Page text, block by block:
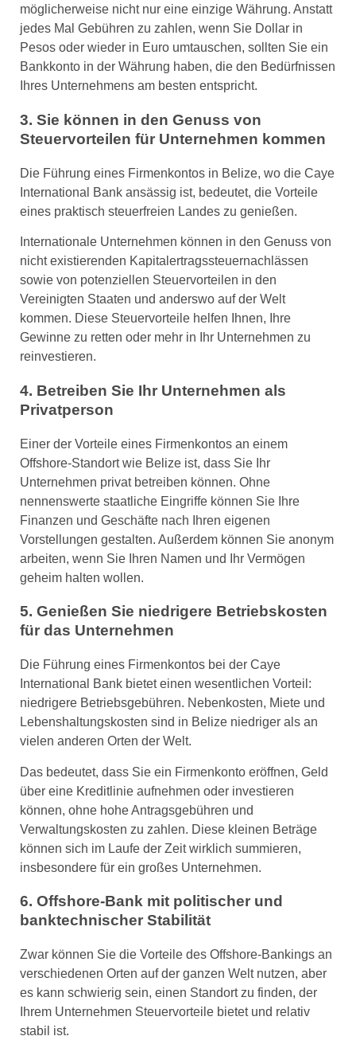
möglicherweise nicht nur eine einzige Währung. Anstatt
jedes Mal Gebühren zu zahlen, wenn Sie Dollar in
Pesos oder wieder in Euro umtauschen, sollten Sie ein
Bankkonto in der Währung haben, die den Bedürfnissen
Ihres Unternehmens am besten entspricht.
3. Sie können in den Genuss von
Steuervorteilen für Unternehmen kommen
Die Führung eines Firmenkontos in Belize, wo die Caye
International Bank ansässig ist, bedeutet, die Vorteile
eines praktisch steuerfreien Landes zu genießen.
Internationale Unternehmen können in den Genuss von
nicht existierenden Kapitalertragssteuernachlässen
sowie von potenziellen Steuervorteilen in den
Vereinigten Staaten und anderswo auf der Welt
kommen. Diese Steuervorteile helfen Ihnen, Ihre
Gewinne zu retten oder mehr in Ihr Unternehmen zu
reinvestieren.
4. Betreiben Sie Ihr Unternehmen als
Privatperson
Einer der Vorteile eines Firmenkontos an einem
Offshore-Standort wie Belize ist, dass Sie Ihr
Unternehmen privat betreiben können. Ohne
nennenswerte staatliche Eingriffe können Sie Ihre
Finanzen und Geschäfte nach Ihren eigenen
Vorstellungen gestalten. Außerdem können Sie anonym
arbeiten, wenn Sie Ihren Namen und Ihr Vermögen
geheim halten wollen.
5. Genießen Sie niedrigere Betriebskosten
für das Unternehmen
Die Führung eines Firmenkontos bei der Caye
International Bank bietet einen wesentlichen Vorteil:
niedrigere Betriebsgebühren. Nebenkosten, Miete und
Lebenshaltungskosten sind in Belize niedriger als an
vielen anderen Orten der Welt.
Das bedeutet, dass Sie ein Firmenkonto eröffnen, Geld
über eine Kreditlinie aufnehmen oder investieren
können, ohne hohe Antragsgebühren und
Verwaltungskosten zu zahlen. Diese kleinen Beträge
können sich im Laufe der Zeit wirklich summieren,
insbesondere für ein großes Unternehmen.
6. Offshore-Bank mit politischer und
banktechnischer Stabilität
Zwar können Sie die Vorteile des Offshore-Bankings an
verschiedenen Orten auf der ganzen Welt nutzen, aber
es kann schwierig sein, einen Standort zu finden, der
Ihrem Unternehmen Steuervorteile bietet und relativ
stabil ist.